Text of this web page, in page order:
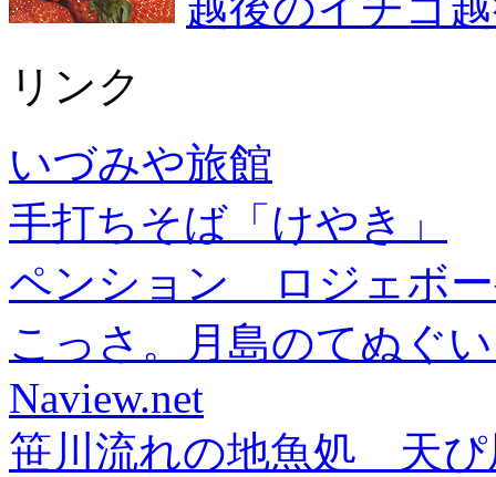
リンク
いづみや旅館
手打ちそば「けやき」
ペンション ロジェボ
こっさ。月島のてぬぐ
Naview.net
笹川流れの地魚処 天ぴ